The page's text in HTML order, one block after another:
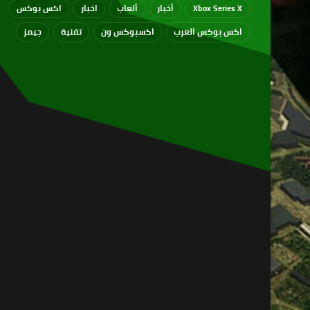
Xbox Series X أخبار ألعاب اخبار
اكس بوكس
اكس بوكس العرب
اكسبوكس ون تقنية جيمز